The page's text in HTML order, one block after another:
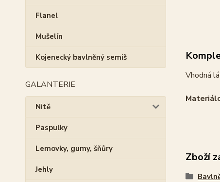
Flanel
Mušelín
Kojenecký bavlněný semiš
GALANTERIE
Nitě
Paspulky
Lemovky, gumy, šňůry
Jehly
Vhodná
Zboží